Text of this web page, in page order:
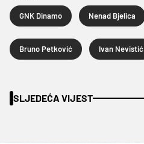
GNK Dinamo Nenad Bjelica
Bruno Petković Ivan Nevistić
SLJEDEĆA VIJEST